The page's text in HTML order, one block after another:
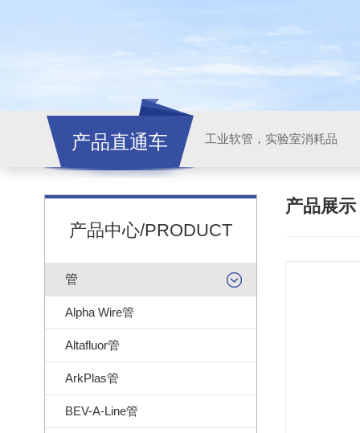
产品直通车 工业软管，实验室消耗品
产品中心/PRODUCT
管
Alpha Wire管
Altafluor管
ArkPlas管
BEV-A-Line管
产品展示